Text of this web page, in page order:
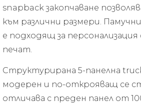
Структурирана 5-панелна
модерен и по-открояващ се
отличава с преден панел от
snapback закопчаване
към различни размери.
е подходящ за
печат.